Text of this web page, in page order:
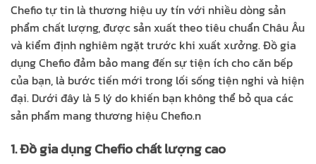
Chefio tự tin là thương hiệu uy tín với nhiều dòng sản
phẩm chất lượng, được sản xuất theo tiêu chuẩn Châu Âu
và kiểm định nghiêm ngặt trước khi xuất xưởng. Đồ gia
dụng Chefio đảm bảo mang đến sự tiện ích cho căn bếp
của bạn, là bước tiến mới trong lối sống tiện nghi và hiện
đại. Dưới đây là 5 lý do khiến bạn không thể bỏ qua các
sản phẩm mang thương hiệu Chefio.n
1. Đồ gia dụng Chefio chất lượng cao